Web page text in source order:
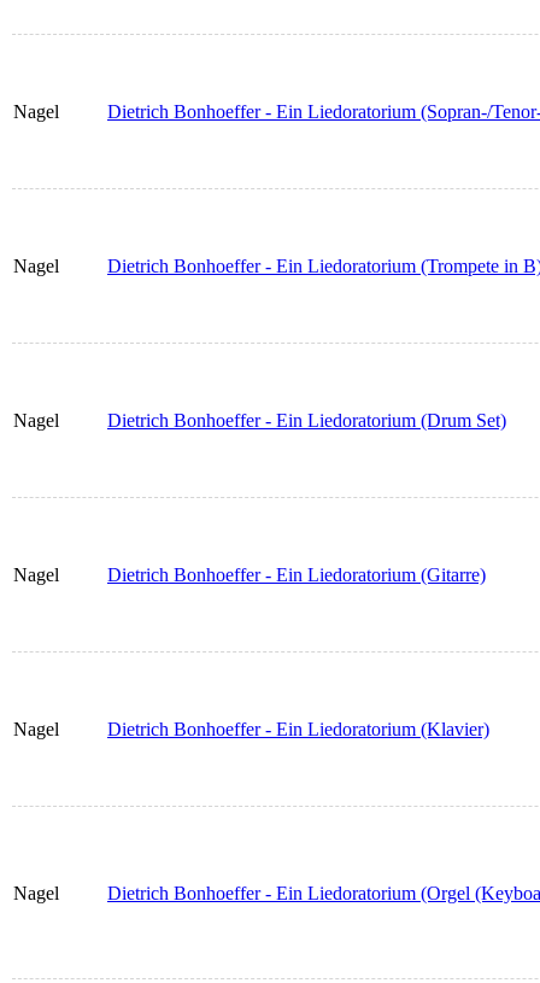
Nagel Dietrich Bonhoeffer - Ein Liedoratorium (Sopran-/
Nagel Dietrich Bonhoeffer - Ein Liedoratorium (Trompete in
Nagel Dietrich Bonhoeffer - Ein Liedoratorium (Drum Set)
Nagel Dietrich Bonhoeffer - Ein Liedoratorium (Gitarre)
Nagel Dietrich Bonhoeffer - Ein Liedoratorium (Klavier)
Nagel Dietrich Bonhoeffer - Ein Liedoratorium (Orgel